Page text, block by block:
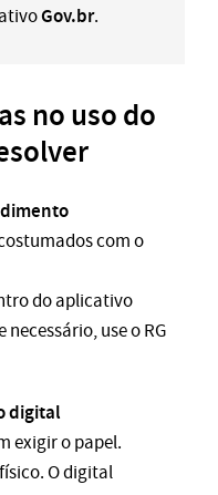
Gov.br.
no uso do
com o
do aplicativo
necessário, use o RG
digital
exigir o papel.
O digital